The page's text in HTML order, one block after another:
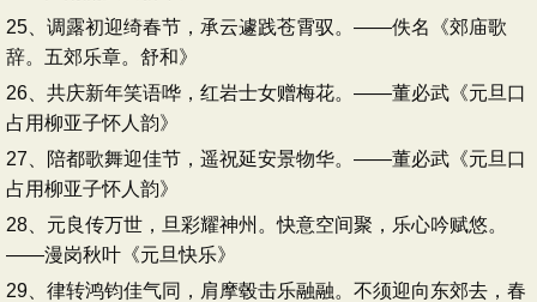
25、调露初迎绮春节，承云遽践苍霄驭。——佚名《郊庙歌
辞。五郊乐章。舒和》
26、共庆新年笑语哗，红岩士女赠梅花。——董必武《元旦口
占用柳亚子怀人韵》
27、陪都歌舞迎佳节，遥祝延安景物华。——董必武《元旦口
占用柳亚子怀人韵》
28、元良传万世，旦彩耀神州。快意空间聚，乐心吟赋悠。
——漫岗秋叶《元旦快乐》
29、律转鸿钧佳气同，肩摩毂击乐融融。不须迎向东郊去，春